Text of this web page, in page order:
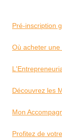
Pré-inscription
Où acheter une
Découvrez les
Mon
Profitez de